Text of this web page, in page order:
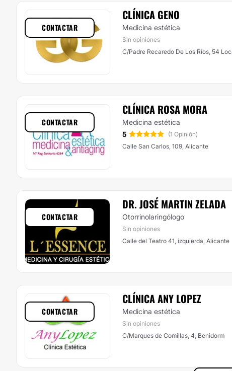
CLÍNICA GENO
Medicina estética
Sin opiniones
C/Padre Recaredo De Los Ríos, 54
CONTACTAR
CLÍNICA ROSA MORA
Medicina estética
5
(1 Opinión)
Calle San Carlos, 109, Alicante
CONTACTAR
DR. JOSÉ MARTIN ZELADA
Otorrinolaringólogo
Sin opiniones
Calle del Teatro 41, izquierda, Alicante
CONTACTAR
CLÍNICA ANY LOPEZ
Medicina estética
Sin opiniones
C/Marques de Comillas, 4, Benidorm
CONTACTAR